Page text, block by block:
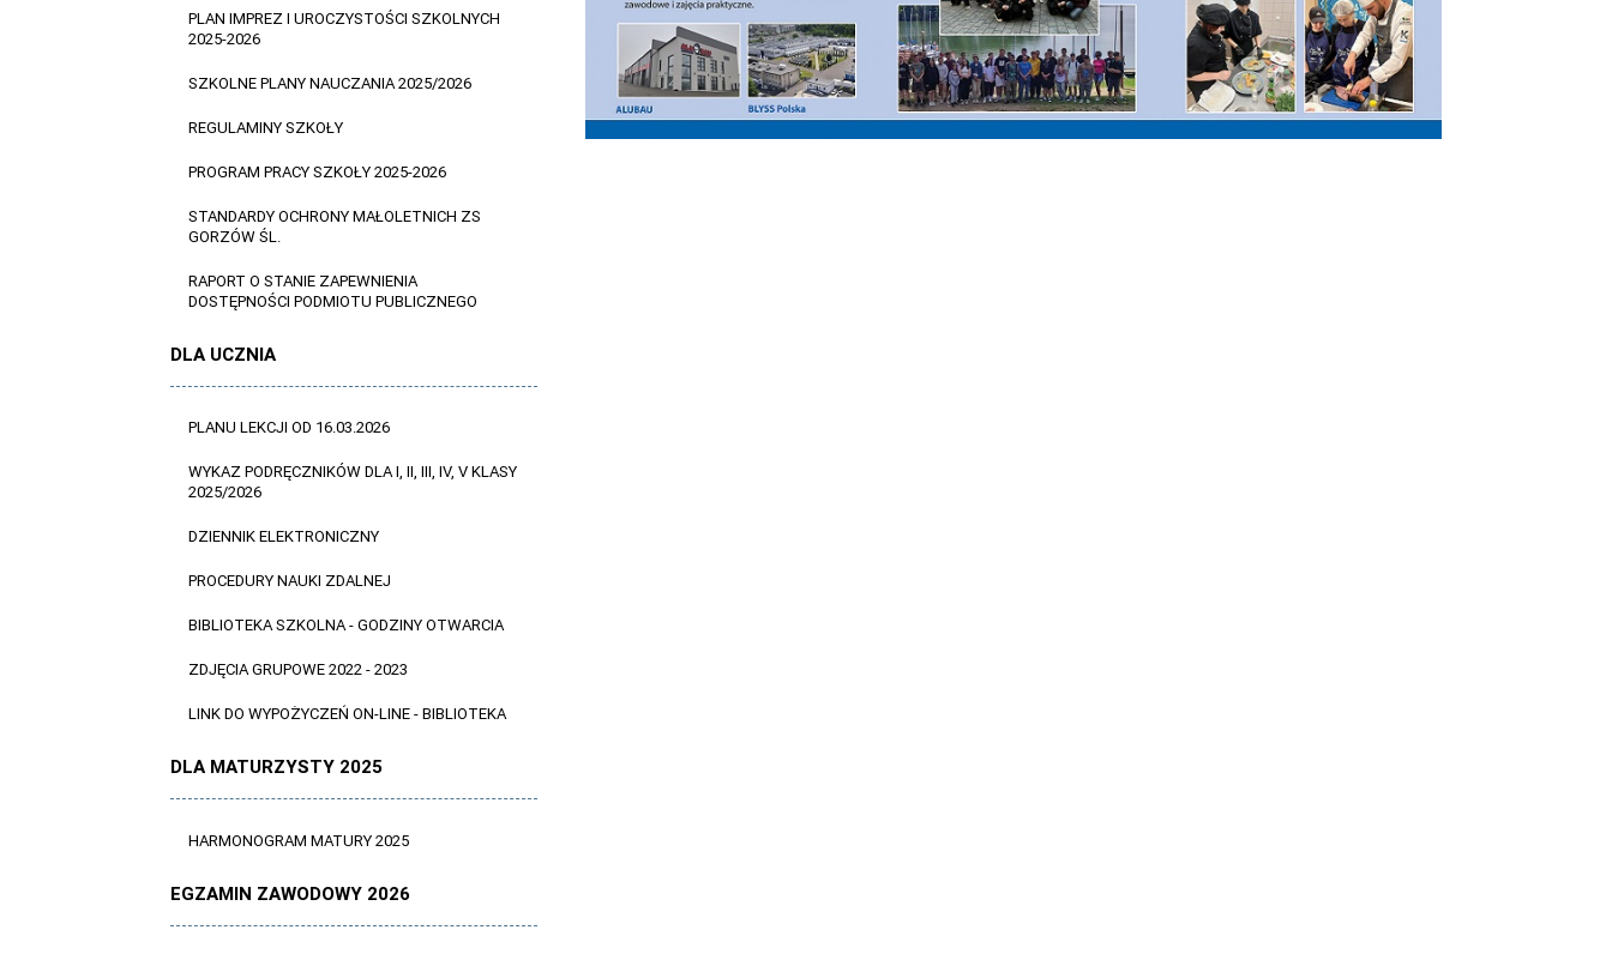
PLAN IMPREZ I UROCZYSTOŚCI SZKOLNYCH
2025-2026
SZKOLNE PLANY NAUCZANIA 2025/2026
REGULAMINY SZKOŁY
PROGRAM PRACY SZKOŁY 2025-2026
STANDARDY OCHRONY MAŁOLETNICH ZS
GORZÓW ŚL.
RAPORT O STANIE ZAPEWNIENIA
DOSTĘPNOŚCI PODMIOTU PUBLICZNEGO
DLA UCZNIA
PLANU LEKCJI OD 16.03.2026
WYKAZ PODRĘCZNIKÓW DLA I, II, III, IV, V KLASY
2025/2026
DZIENNIK ELEKTRONICZNY
PROCEDURY NAUKI ZDALNEJ
BIBLIOTEKA SZKOLNA - GODZINY OTWARCIA
ZDJĘCIA GRUPOWE 2022 - 2023
LINK DO WYPOŻYCZEŃ ON-LINE - BIBLIOTEKA
DLA MATURZYSTY 2025
HARMONOGRAM MATURY 2025
EGZAMIN ZAWODOWY 2026